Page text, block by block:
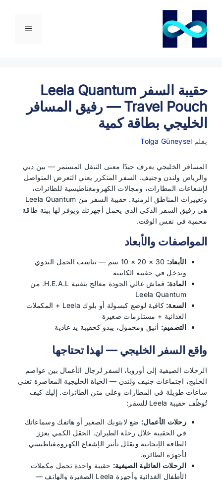
المحتوى
القائمة
حقيبة السفر Leela Quantum
Travel Pouch — رفيق المسافر
الخليجي بطاقة كمية
بقلم Tolga Güneysel
المسافر الخليجي يعرف جيدًا معنى التنقل المستمر — بين دبي
والرياض ولندن وجنيف. السفر المتكرر يعني التعرض المتواصل
لإشعاعات المطارات، ومجالات الكهرومغناطيسية للطائرات،
وتغييرات المناطق الزمنية. حقيبة السفر من Leela Quantum
هي رفيق السفر الذكي الذي يحمل أجهزتك ويوفر لها بيئة طاقة
محمية في نفس الوقت.
المواصفات والأبعاد
الأبعاد:
30 × 20 × 10 سم — تناسب الحمل اليدوي
وتدخل في حقيبة الكابينة
المادة:
قماش عالي الجودة معالج بتقنية H.E.A.L. من
Leela Quantum
السعة:
كافية لوضع كبسولة أو بلوك Leela + المكملات
الغذائية + مستلزمات صغيرة
التصميم: أنيق ومحمول، يبدو كحقيبة يد عادية
واقع السفر الخليجي — لهذا تحتاجها
الرحلات الصيفية إلى أوروبا، السفر لرجال الأعمال بين عواصم
الخليج، اجتماعات جنيف ولندن — الحياة الخليجية المعاصرة تعني
ساعات طويلة في المطارات وعلى متن الطائرات. إليك كيف
تُوظّف حقيبة Leela للسفر:
رحلات الأعمال: ضع لابتوبك الصغير أو هاتفك وسماعاتك
في الحقيبة خلال رحلة الطيران. الحقل الكمي يعزز
الطاقة الإيجابية ويقلل تأثير الإشعاع الكهرومغناطيسي
لأجهزة الطائرة.
الرحلات العائلية الصيفية: حقيبة واحدة تحمل مكملات
الأطفال الغذائية وأجهزة Leela الصغيرة والهاتف —